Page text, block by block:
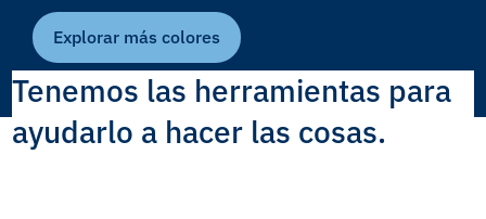
Explorar más colores
Tenemos las herramientas para
ayudarlo a hacer las cosas.